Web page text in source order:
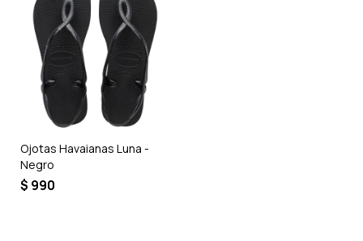
Ojotas Havaianas Luna -
Negro
$ 990